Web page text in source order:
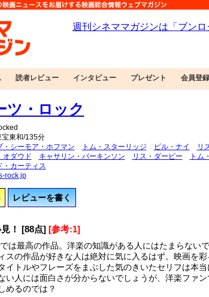
読者レビュー インタビュー プレゼント 会員登録
ツ・ロック
東和/135分
・シーモア・ホフマン トム・スターリッジ ビル・ナイ リ
オダウド キャサリン・パーキンソン リス・ダービー
トム
・カーティス
rock.jp
レビューを書く
！ [88点] [参考:1]
は最高の作品。洋楽の知識がある人にはたまらない
スの作品が好きな人は絶対に気に入るはず。映画を
イトルやフレーズをまぶした気のきいたセリフは本
い人には面白さが分からないでしょうが、洋楽ファン
めるのでは？